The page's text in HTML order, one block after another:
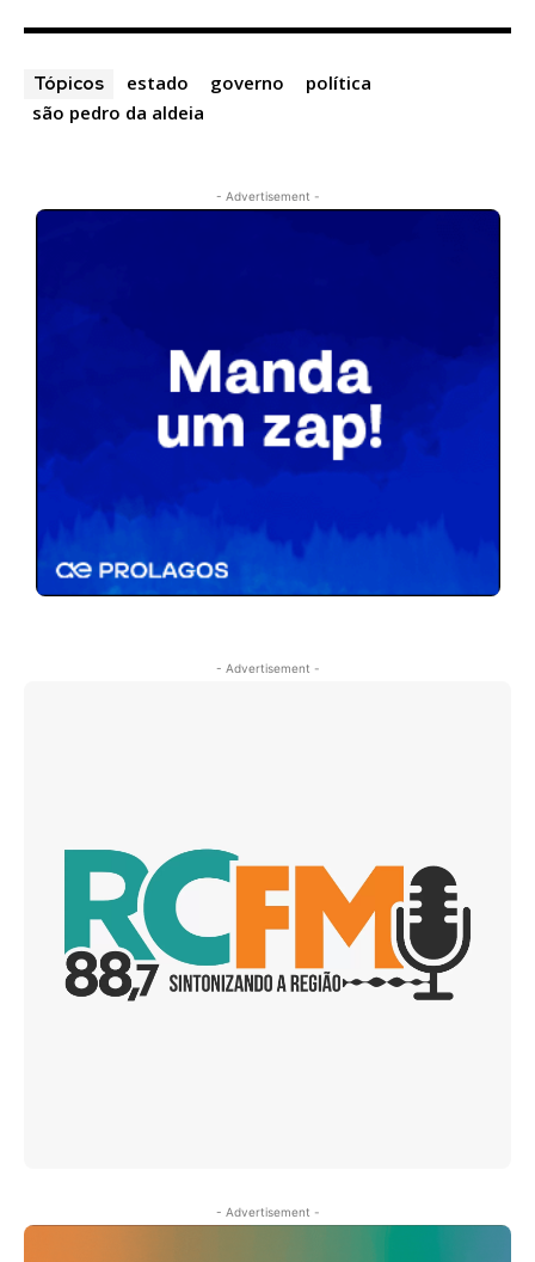
Tópicos estado governo
política
são pedro da aldeia
- Advertisement -
- Advertisement -
- Advertisement -